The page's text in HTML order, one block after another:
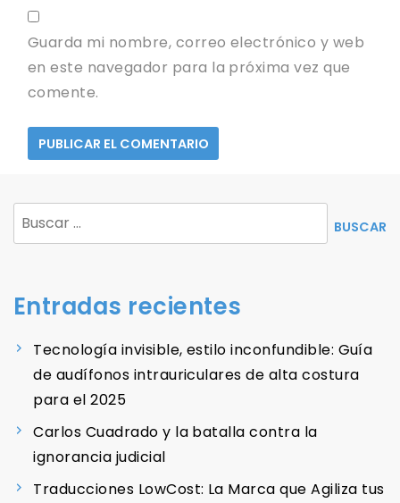
Guarda mi nombre, correo electrónico y web
en este navegador para la próxima vez que
comente.
Buscar:
Entradas recientes
Tecnología invisible, estilo inconfundible: Guía
de audífonos intrauriculares de alta costura
para el 2025
Carlos Cuadrado y la batalla contra la
ignorancia judicial
Traducciones LowCost: La Marca que Agiliza tus